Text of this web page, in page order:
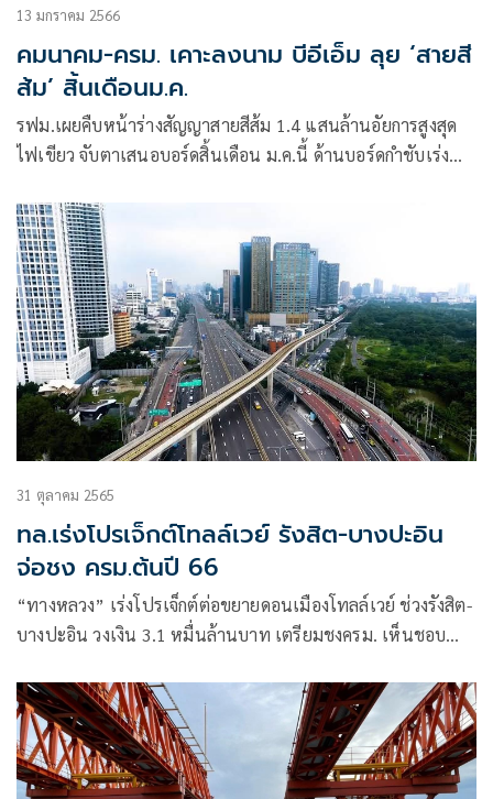
13 มกราคม 2566
คมนาคม-ครม. เคาะลงนาม บีอีเอ็ม ลุย ‘สายสี
ส้ม’ สิ้นเดือนม.ค.
รฟม.เผยคืบหน้าร่างสัญญาสายสีส้ม 1.4 แสนล้านอัยการสูงสุด
ไฟเขียว จับตาเสนอบอร์ดสิ้นเดือน ม.ค.นี้ ด้านบอร์ดกำชับเร่ง
งานก่อสร้างส่วนตะวันออกใกล้แล้วเสร็จ
31 ตุลาคม 2565
ทล.เร่งโปรเจ็กต์โทลล์เวย์ รังสิต-บางปะอิน
จ่อชง ครม.ต้นปี 66
“ทางหลวง” เร่งโปรเจ็กต์ต่อขยายดอนเมืองโทลล์เวย์ ช่วงรังสิต-
บางปะอิน วงเงิน 3.1 หมื่นล้านบาท เตรียมชงครม. เห็นชอบ
เปิดบริการปี 71 เชื่อมเดินทางกรุงเทพฯ-ปริมณฑล